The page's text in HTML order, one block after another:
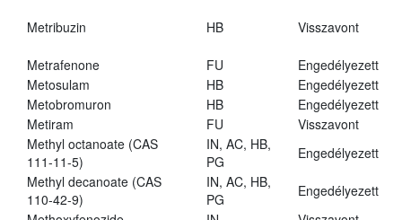
Metribuzin HB Visszavont
Metrafenone FU
Engedélyezett
Metosulam
HB
Engedélyezett
Metobromuron
HB
Engedélyezett
Metiram
FU
Visszavont
Methyl octanoate (CAS
111-11-5)
IN, AC, HB,
PG
Engedélyezett
Methyl decanoate (CAS
110-42-9)
IN, AC, HB,
PG
Engedélyezett